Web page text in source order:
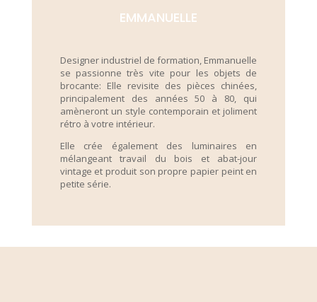
EMMANUELLE
Designer industriel de formation, Emmanuelle
se passionne très vite pour les objets de
brocante: Elle revisite des pièces chinées,
principalement des années 50 à 80, qui
amèneront un style contemporain et joliment
rétro à votre intérieur.
Elle crée également des luminaires en
mélangeant travail du bois et abat-jour
vintage et produit son propre papier peint en
petite série.